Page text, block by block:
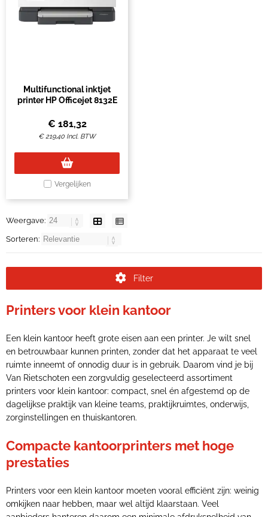
Multifunctional inktjet
printer HP Officejet 8132E
€ 181,32
€219,40 Incl. BTW
Vergelijken
Weergave:
Sorteren:
Filter
Printers voor klein kantoor
Een klein kantoor heeft grote eisen aan een printer. Je wilt snel
en betrouwbaar kunnen printen, zonder dat het apparaat te veel
ruimte inneemt of onnodig duur is in gebruik. Daarom vind je bij
Van Rietschoten een zorgvuldig geselecteerd assortiment
printers voor klein kantoor: compact, snel én afgestemd op de
dagelijkse praktijk van kleine teams, praktijkruimtes, onderwijs,
zorginstellingen en thuiskantoren.
Compacte kantoorprinters met hoge
prestaties
Printers voor een klein kantoor moeten vooral efficiënt zijn: weinig
omkijken naar hebben, maar wel altijd klaarstaan. Veel